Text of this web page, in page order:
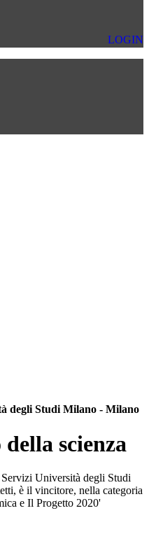
LOGIN
degli Studi Milano - Milano
scienza
Università degli Studi
è il vincitore, nella categoria
e Il Progetto 2020'